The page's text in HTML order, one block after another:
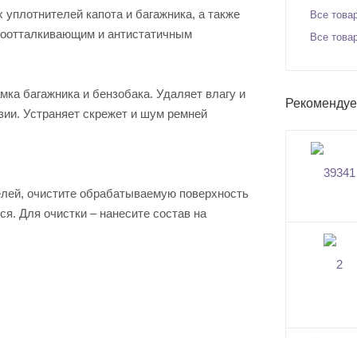
капота и багажника, а также
и антистатичным
багажника и бензобака. Удаляет влагу и
Устраняет скрежет и шум ремней
очистите обрабатываемую поверхность
Для очистки – нанесите состав на
Все
Все